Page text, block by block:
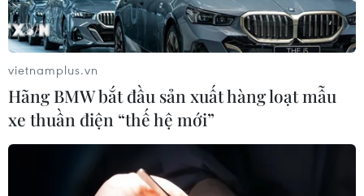
Giá gạo xuất khẩu tại các “vựa lúa” lớn của
vietnamplus.vn
Hãng BMW bắt đầu sản xuất hàng loạt mẫu
xe thuần điện “thế hệ mới”